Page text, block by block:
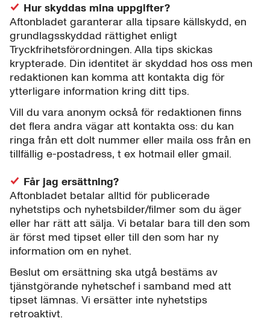
Hur skyddas mina uppgifter?
Aftonbladet garanterar alla tipsare källskydd, en
grundlagsskyddad rättighet enligt
Tryckfrihetsförordningen. Alla tips skickas
krypterade. Din identitet är skyddad hos oss men
redaktionen kan komma att kontakta dig för
ytterligare information kring ditt tips.
Vill du vara anonym också för redaktionen finns
det flera andra vägar att kontakta oss: du kan
ringa från ett dolt nummer eller maila oss från en
tillfällig e-postadress, t ex hotmail eller gmail.
Får jag ersättning?
Aftonbladet betalar alltid för publicerade
nyhetstips och nyhetsbilder/filmer som du äger
eller har rätt att sälja. Vi betalar bara till den som
är först med tipset eller till den som har ny
information om en nyhet.
Beslut om ersättning ska utgå bestäms av
tjänstgörande nyhetschef i samband med att
tipset lämnas. Vi ersätter inte nyhetstips
retroaktivt.